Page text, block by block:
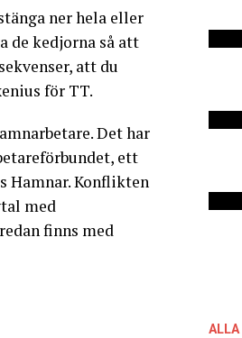
ner hela eller
de kedjorna så att
att du
för TT.
Det har
ett
Hamnar. Konflikten
med
finns med